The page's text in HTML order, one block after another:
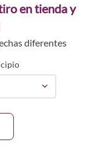
en tienda y
diferentes